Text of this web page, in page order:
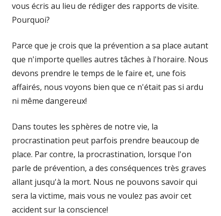
vous écris au lieu de rédiger des rapports de visite.
Pourquoi?
Parce que je crois que la prévention a sa place autant
que n'importe quelles autres tâches à l'horaire. Nous
devons prendre le temps de le faire et, une fois
affairés, nous voyons bien que ce n'était pas si ardu
ni même dangereux!
Dans toutes les sphères de notre vie, la
procrastination peut parfois prendre beaucoup de
place. Par contre, la procrastination, lorsque l'on
parle de prévention, a des conséquences très graves
allant jusqu'à la mort. Nous ne pouvons savoir qui
sera la victime, mais vous ne voulez pas avoir cet
accident sur la conscience!